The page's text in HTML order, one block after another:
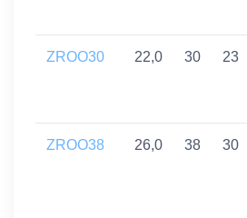
ZROO30 22,0 30 23
ZROO38 26,0 38 30